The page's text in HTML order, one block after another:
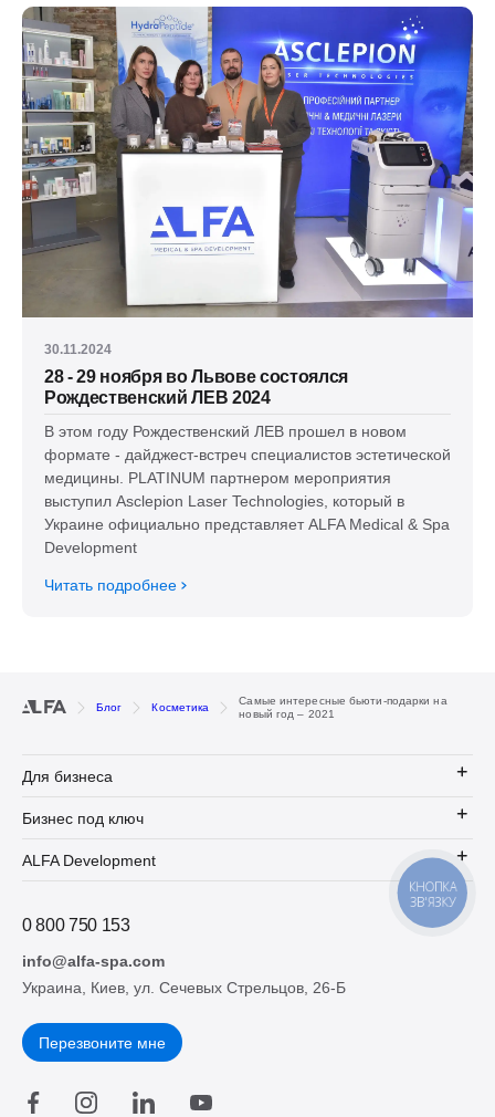
30.11.2024
28 - 29 ноября во Львове состоялся
Рождественский ЛЕВ 2024
В этом году Рождественский ЛЕВ прошел в новом
формате - дайджест-встреч специалистов эстетической
медицины. PLATINUM партнером мероприятия
выступил Asclepion Laser Technologies, который в
Украине официально представляет ALFA Medical & Spa
Development
Читать подробнее
Блог Косметика
Самые интересные бьюти-подарки на
новый год – 2021
Для бизнеса
Бизнес под ключ
ALFA Development
0 800 750 153
info@alfa-spa.com
Украина, Киев, ул. Сечевых Стрельцов, 26-Б
Перезвоните мне
КНОПКА
ЗВ'ЯЗКУ